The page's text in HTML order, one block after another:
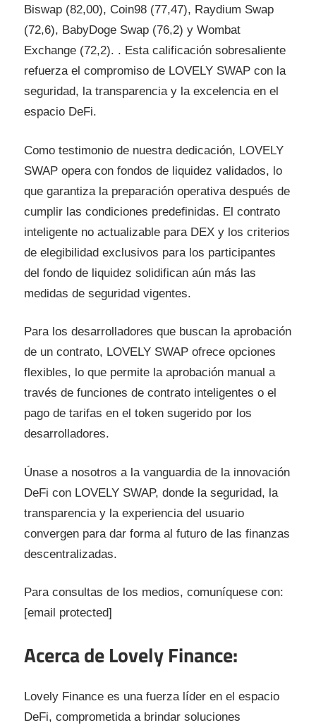
Biswap (82,00), Coin98 (77,47), Raydium Swap
(72,6), BabyDoge Swap (76,2) y Wombat
Exchange (72,2). . Esta calificación sobresaliente
refuerza el compromiso de LOVELY SWAP con la
seguridad, la transparencia y la excelencia en el
espacio DeFi.
Como testimonio de nuestra dedicación, LOVELY
SWAP opera con fondos de liquidez validados, lo
que garantiza la preparación operativa después de
cumplir las condiciones predefinidas. El contrato
inteligente no actualizable para DEX y los criterios
de elegibilidad exclusivos para los participantes
del fondo de liquidez solidifican aún más las
medidas de seguridad vigentes.
Para los desarrolladores que buscan la aprobación
de un contrato, LOVELY SWAP ofrece opciones
flexibles, lo que permite la aprobación manual a
través de funciones de contrato inteligentes o el
pago de tarifas en el token sugerido por los
desarrolladores.
Únase a nosotros a la vanguardia de la innovación
DeFi con LOVELY SWAP, donde la seguridad, la
transparencia y la experiencia del usuario
convergen para dar forma al futuro de las finanzas
descentralizadas.
Para consultas de los medios, comuníquese con:
[email protected]
Acerca de Lovely Finance:
Lovely Finance es una fuerza líder en el espacio
DeFi, comprometida a brindar soluciones